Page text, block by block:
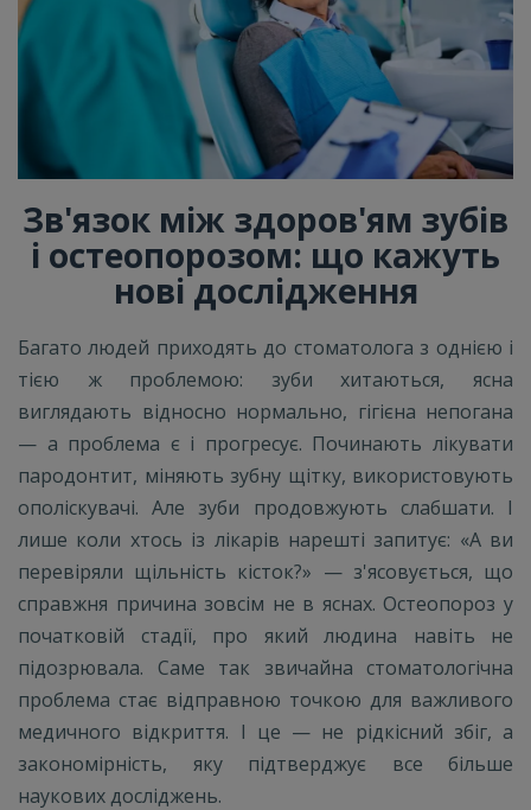
Зв'язок між здоров'ям зубів
і остеопорозом: що кажуть
нові дослідження
Багато людей приходять до стоматолога з однією і
тією ж проблемою: зуби хитаються, ясна
виглядають відносно нормально, гігієна непогана
— а проблема є і прогресує. Починають лікувати
пародонтит, міняють зубну щітку, використовують
ополіскувачі. Але зуби продовжують слабшати. І
лише коли хтось із лікарів нарешті запитує: «А ви
перевіряли щільність кісток?» — з'ясовується, що
справжня причина зовсім не в яснах. Остеопороз у
початковій стадії, про який людина навіть не
підозрювала. Саме так звичайна стоматологічна
проблема стає відправною точкою для важливого
медичного відкриття. І це — не рідкісний збіг, а
закономірність, яку підтверджує все більше
наукових досліджень.